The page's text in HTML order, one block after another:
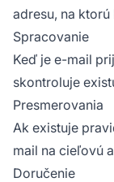
adresu, na
Spracovanie
Keď je e-mail
skontroluje
Presmerovania
Ak existuje
mail na cieľovú
Doručenie